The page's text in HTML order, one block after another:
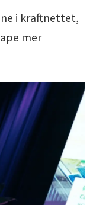
i kraftnettet,
mer